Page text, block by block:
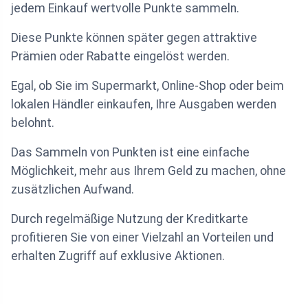
jedem Einkauf wertvolle Punkte sammeln.
Diese Punkte können später gegen attraktive
Prämien oder Rabatte eingelöst werden.
Egal, ob Sie im Supermarkt, Online-Shop oder beim
lokalen Händler einkaufen, Ihre Ausgaben werden
belohnt.
Das Sammeln von Punkten ist eine einfache
Möglichkeit, mehr aus Ihrem Geld zu machen, ohne
zusätzlichen Aufwand.
Durch regelmäßige Nutzung der Kreditkarte
profitieren Sie von einer Vielzahl an Vorteilen und
erhalten Zugriff auf exklusive Aktionen.